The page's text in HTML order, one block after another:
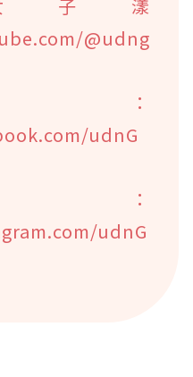
子漾
@udng
udnG
udnG